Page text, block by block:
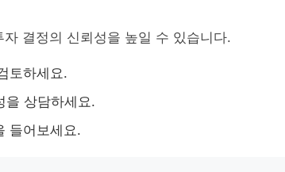
결정의 신뢰성을 높일 수 있습니다.
토하세요.
을 상담하세요.
들어보세요.